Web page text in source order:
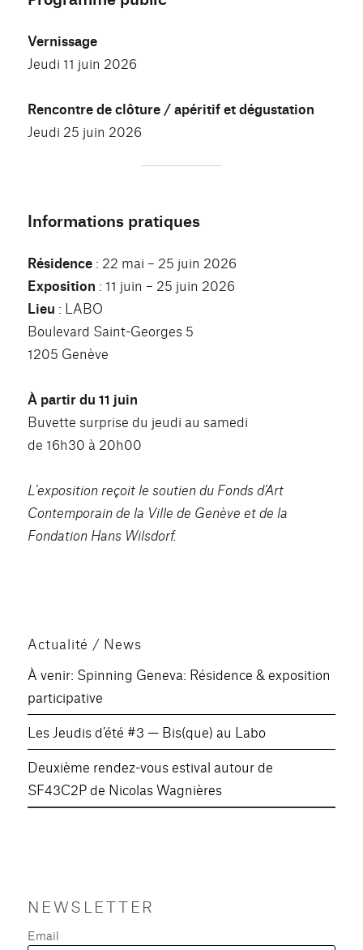
Vernissage
Jeudi 11 juin 2026
Rencontre de clôture / apéritif et dégustation
Jeudi 25 juin 2026
Informations pratiques
Résidence : 22 mai – 25 juin 2026
Exposition : 11 juin – 25 juin 2026
Lieu : LABO
Boulevard Saint-Georges 5
1205 Genève
À partir du 11 juin
Buvette surprise du jeudi au samedi
de 16h30 à 20h00
L’exposition reçoit le soutien du Fonds d’Art
Contemporain de la Ville de Genève et de la
Fondation Hans Wilsdorf.
Actualité / News
À venir: Spinning Geneva: Résidence & exposition
participative
Les Jeudis d’été #3 — Bis(que) au Labo
Deuxième rendez-vous estival autour de
SF43C2P de Nicolas Wagnières
NEWSLETTER
Email